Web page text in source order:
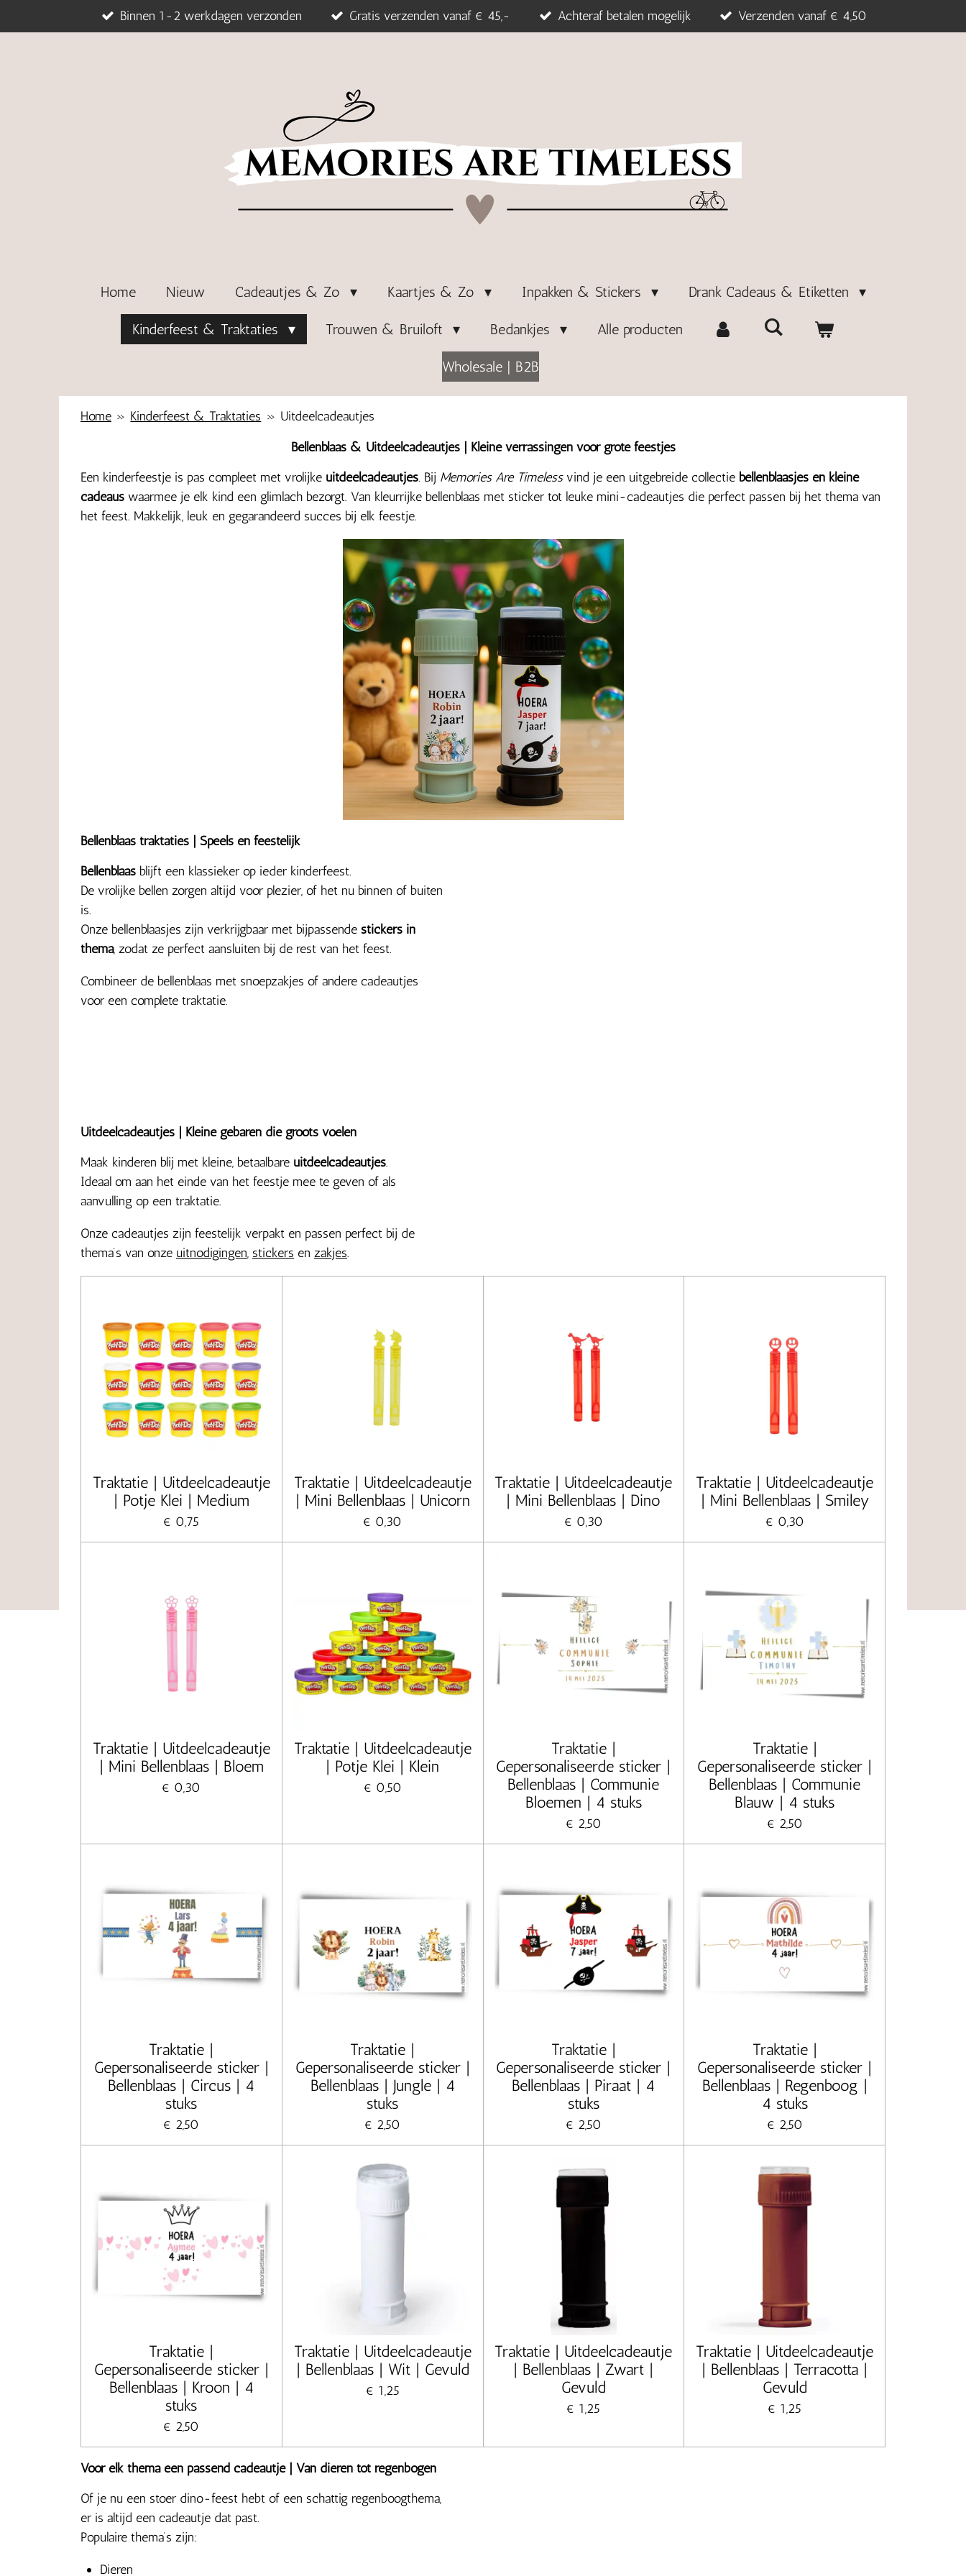
direct
Binnen 1-2 werkdagen verzonden Gratis verzenden vanaf € 45,- Achteraf betalen mogelijk Verzenden vanaf € 4,50
Home Nieuw Cadeautjes & Zo Kaartjes & Zo Inpakken & Stickers Drank Cadeaus & Etiketten
Kinderfeest & Traktaties Trouwen & Bruiloft Bedankjes Alle producten
Wholesale | B2B
Home » Kinderfeest & Traktaties » Uitdeelcadeautjes
Bellenblaas & Uitdeelcadeautjes | Kleine verrassingen voor grote feestjes
Een kinderfeestje is pas compleet met vrolijke uitdeelcadeautjes. Bij Memories Are Timelessvind je een uitgebreide collectie bellenblaasjes en kleine
cadeaus waarmee je elk kind een glimlach bezorgt. Van kleurrijke bellenblaas met sticker tot leuke mini-cadeautjes die perfect passen bij het thema van
het feest. Makkelijk, leuk en gegarandeerd succes bij elk feestje.
Bellenblaas traktaties | Speels en feestelijk
Bellenblaas blijft een klassieker op ieder kinderfeest.
De vrolijke bellen zorgen altijd voor plezier, of het nu binnen of buiten
is.
Onze bellenblaasjes zijn verkrijgbaar met bijpassende stickers in
thema, zodat ze perfect aansluiten bij de rest van het feest.
Combineer de bellenblaas met snoepzakjes of andere cadeautjes
voor een complete traktatie.
Uitdeelcadeautjes | Kleine gebaren die groots voelen
Maak kinderen blij met kleine, betaalbare uitdeelcadeautjes.
Ideaal om aan het einde van het feestje mee te geven of als
aanvulling op een traktatie.
Onze cadeautjes zijn feestelijk verpakt en passen perfect bij de
thema’s van onze uitnodigingen, stickers en zakjes.
Traktatie | Uitdeelcadeautje
| Potje Klei | Medium
€ 0,75
Traktatie | Uitdeelcadeautje
| Mini Bellenblaas | Unicorn
€ 0,30
Traktatie | Uitdeelcadeautje
| Mini Bellenblaas | Dino
€ 0,30
Traktatie | Uitdeelcadeautje
| Mini Bellenblaas | Smiley
€ 0,30
Traktatie | Uitdeelcadeautje
| Mini Bellenblaas | Bloem
€ 0,30
Traktatie | Uitdeelcadeautje
| Potje Klei | Klein
€ 0,50
Traktatie |
Gepersonaliseerde sticker |
Bellenblaas | Communie
Bloemen | 4 stuks
€ 2,50
Traktatie |
Gepersonaliseerde sticker |
Bellenblaas | Communie
Blauw | 4 stuks
€ 2,50
Traktatie |
Gepersonaliseerde sticker |
Bellenblaas | Circus | 4
stuks
€ 2,50
Traktatie |
Gepersonaliseerde sticker |
Bellenblaas | Jungle | 4
stuks
€ 2,50
Traktatie |
Gepersonaliseerde sticker |
Bellenblaas | Piraat | 4
stuks
€ 2,50
Traktatie |
Gepersonaliseerde sticker |
Bellenblaas | Regenboog |
4 stuks
€ 2,50
Traktatie |
Gepersonaliseerde sticker |
Bellenblaas | Kroon | 4
stuks
€ 2,50
Traktatie | Uitdeelcadeautje
| Bellenblaas | Wit | Gevuld
€ 1,25
Traktatie | Uitdeelcadeautje
| Bellenblaas | Zwart |
Gevuld
€ 1,25
Traktatie | Uitdeelcadeautje
| Bellenblaas | Terracotta |
Gevuld
€ 1,25
Voor elk thema een passend cadeautje | Van dieren tot regenbogen
Of je nu een stoer dino-feest hebt of een schattig regenboogthema,
er is altijd een cadeautje dat past.
Populaire thema’s zijn:
Dieren